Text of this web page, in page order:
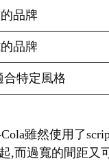
品牌
品牌
合特定風格
雖然使用了
,而過寬的間距又